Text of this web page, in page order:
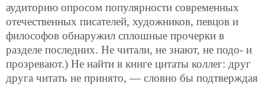
аудиторию опросом популярности современных
отечественных писателей, художников, певцов и
философов обнаружил сплошные прочерки в
разделе последних. Не читали, не знают, не подо- и
прозревают.) Не найти в книге цитаты коллег: друг
друга читать не принято, — словно бы подтверждая